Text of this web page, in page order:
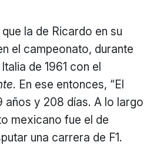
la de Ricardo en su
el campeonato, durante
de 1961 con el
. En ese entonces, “El
años y 208 días. A lo largo
mexicano fue el de
una carrera de F1.